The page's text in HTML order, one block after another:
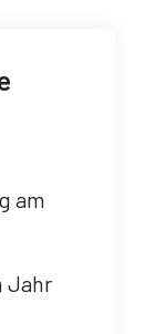
am
Jahr